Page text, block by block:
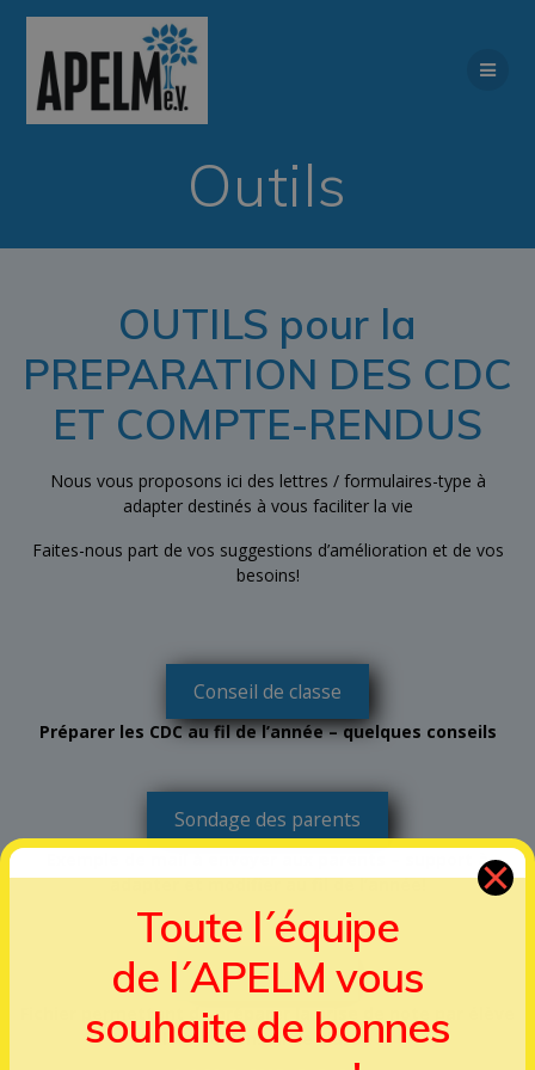
Outils
OUTILS pour la
PREPARATION DES CDC
ET COMPTE-RENDUS
Nous vous proposons ici des lettres / formulaires-type à
adapter destinés à vous faciliter la vie
Faites-nous part de vos suggestions d’amélioration et de vos
besoins!
Conseil de classe
Préparer les CDC au fil de l’année – quelques conseils
Sondage des parents
Exemple de mail à envoyer aux parents – support à
adapter et modifier au fil de l’année!
Prise de notes
Fichier permettant de préparer la prise de note par élève
lors du conseil de classe
Toute l´équipe
de l´APELM vous
souhaite de bonnes